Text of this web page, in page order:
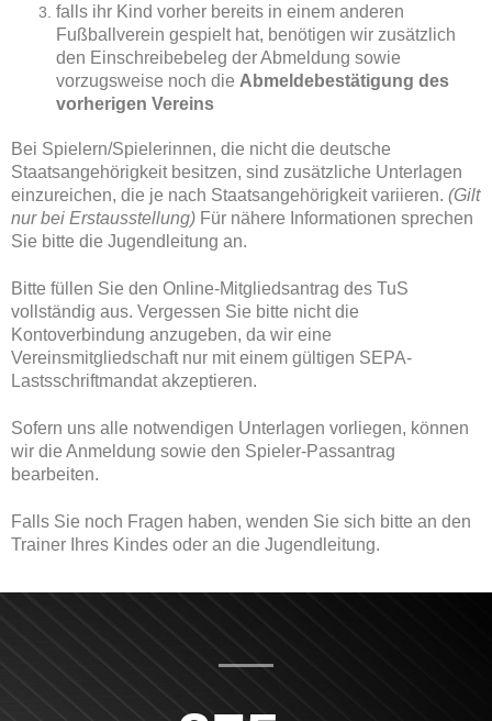
falls ihr Kind vorher bereits in einem anderen
Fußballverein gespielt hat, benötigen wir zusätzlich
den Einschreibebeleg der Abmeldung sowie
vorzugsweise noch die Abmeldebestätigung des
vorherigen Vereins
Bei Spielern/Spielerinnen, die nicht die deutsche
Staatsangehörigkeit besitzen, sind zusätzliche Unterlagen
einzureichen, die je nach Staatsangehörigkeit variieren. (Gilt
nur bei Erstausstellung) Für nähere Informationen sprechen
Sie bitte die Jugendleitung an.
Bitte füllen Sie den Online-Mitgliedsantrag des TuS
vollständig aus. Vergessen Sie bitte nicht die
Kontoverbindung anzugeben, da wir eine
Vereinsmitgliedschaft nur mit einem gültigen SEPA-
Lastsschriftmandat akzeptieren.
Sofern uns alle notwendigen Unterlagen vorliegen, können
wir die Anmeldung sowie den Spieler-Passantrag
bearbeiten.
Falls Sie noch Fragen haben, wenden Sie sich bitte an den
Trainer Ihres Kindes oder an die Jugendleitung.